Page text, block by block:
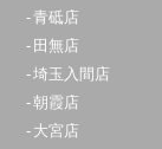
青砥店
田無店
埼玉入間店
朝霞店
大宮店